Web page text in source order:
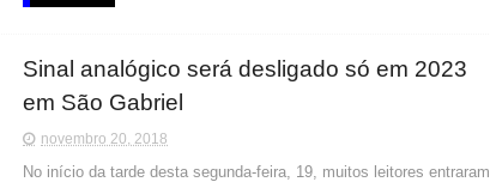
Sinal analógico será desligado só em 2023
em São Gabriel
novembro 20, 2018
No início da tarde desta segunda-feira, 19, muitos leitores entraram